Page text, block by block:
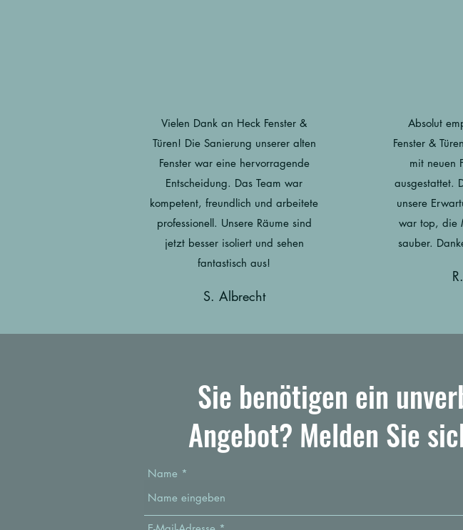
Vielen Dank an Heck Fenster &
Türen! Die Sanierung unserer alten
Fenster war eine hervorragende
Entscheidung. Das Team war
kompetent, freundlich und arbeitete
professionell. Unsere Räume sind
jetzt besser isoliert und sehen
fantastisch aus!
S. Albrecht
Absolut
Fenster &
mit neuen
ausgestattet.
unsere
war top, die
sauber.
Sie benötigen ein
Angebot? Melden Sie
Name